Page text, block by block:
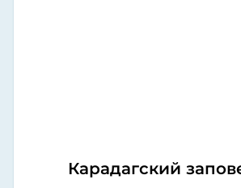
Карадагский